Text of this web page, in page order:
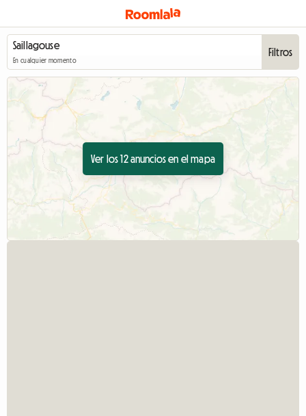
En cualquier momento
Filtros
Ver los 12 anuncios en el mapa